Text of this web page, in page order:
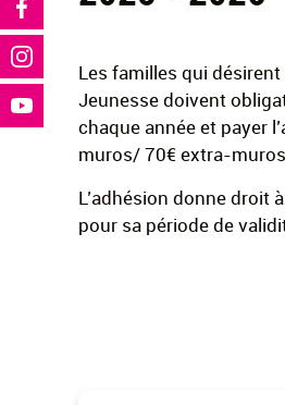
Les familles qui
Jeunesse doivent
chaque année et payer
muros/ 70€ extra-
L’adhésion donne droit
pour sa période de